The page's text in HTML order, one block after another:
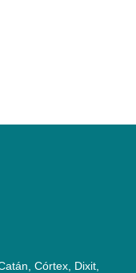
Córtex, Dixit,